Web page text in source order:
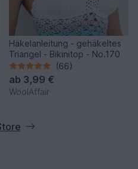
Häkelanleitung - gehäkeltes
Triangel - Bikinitop - No.170
(66)
ab 3,99 €
WoolAffair